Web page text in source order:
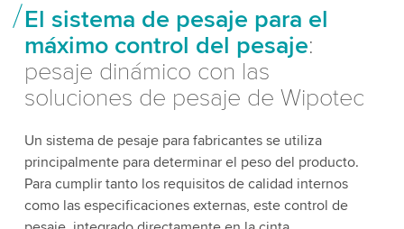
El sistema de pesaje para el
máximo control del pesaje:
pesaje dinámico con las
soluciones de pesaje de Wipotec
Un sistema de pesaje para fabricantes se utiliza
principalmente para determinar el peso del producto.
Para cumplir tanto los requisitos de calidad internos
como las especificaciones externas, este control de